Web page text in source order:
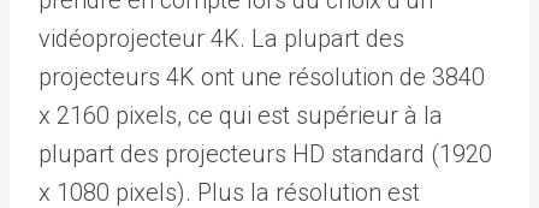
vidéoprojecteur 4K. La plupart des
projecteurs 4K ont une résolution de 3840
x 2160 pixels, ce qui est supérieur à la
plupart des projecteurs HD standard (1920
x 1080 pixels). Plus la résolution est